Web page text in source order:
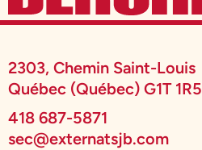
2303, Chemin Saint-Louis
Québec (Québec) G1T 1R5
418 687-5871
sec@externatsjb.com